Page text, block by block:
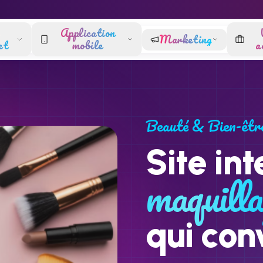
Application
mobile Marketing
Beauté & Bien-
Site
qui